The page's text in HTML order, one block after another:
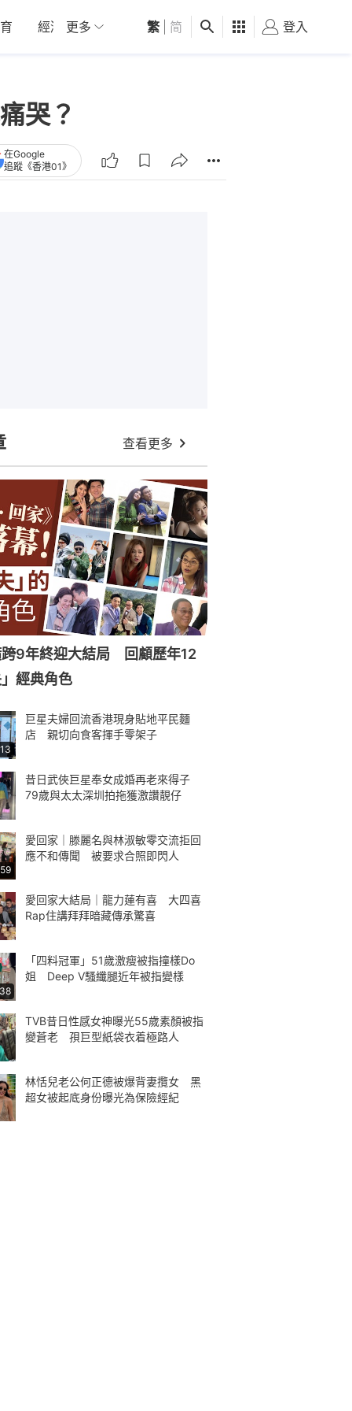
經濟 01深圳 觀點 健康 好食玩飛
更多 繁 简 登入
哭？
在Google
追蹤《香港01》
查看更多
跨9年終迎大結局 回顧歷年12
經典角色
巨星夫婦回流香港現身貼地平民麵
店 親切向食客揮手零架子
昔日武俠巨星奉女成婚再老來得子
79歲與太太深圳拍拖獲激讚靚仔
愛回家｜滕麗名與林淑敏零交流拒回
應不和傳聞 被要求合照即閃人
愛回家大結局｜龍力蓮有喜 大四喜
Rap住講拜拜暗藏傳承驚喜
「四料冠軍」51歲激瘦被指撞樣Do
姐 Deep V騷纖腿近年被指變樣
TVB昔日性感女神曝光55歲素顏被指
變蒼老 孭巨型紙袋衣着極路人
林恬兒老公何正德被爆背妻攬女 黑
超女被起底身份曝光為保險經紀